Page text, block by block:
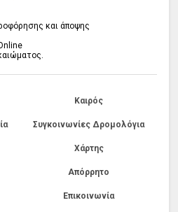
και άποψης
Καιρός
Συγκοινωνίες Δρομολόγια
Χάρτης
Απόρρητο
Επικοινωνία